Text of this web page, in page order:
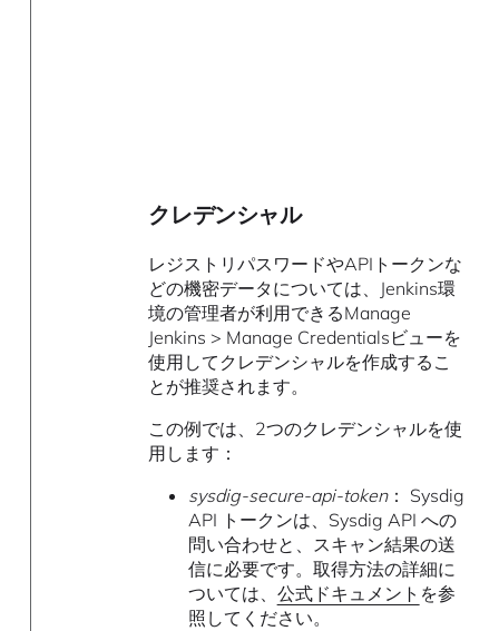
クレデンシャル
レジストリパスワードやAPIトークンな
どの機密データについては、Jenkins環
境の管理者が利用できるManage
Jenkins > Manage Credentialsビューを
使用してクレデンシャルを作成するこ
とが推奨されます。
この例では、2つのクレデンシャルを使
用します：
sysdig-secure-api-token： Sysdig
API トークンは、Sysdig API への
問い合わせと、スキャン結果の送
信に必要です。取得方法の詳細に
ついては、 公式ドキュメント を参
照してください。